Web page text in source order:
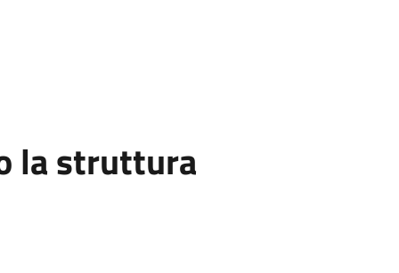
la struttura